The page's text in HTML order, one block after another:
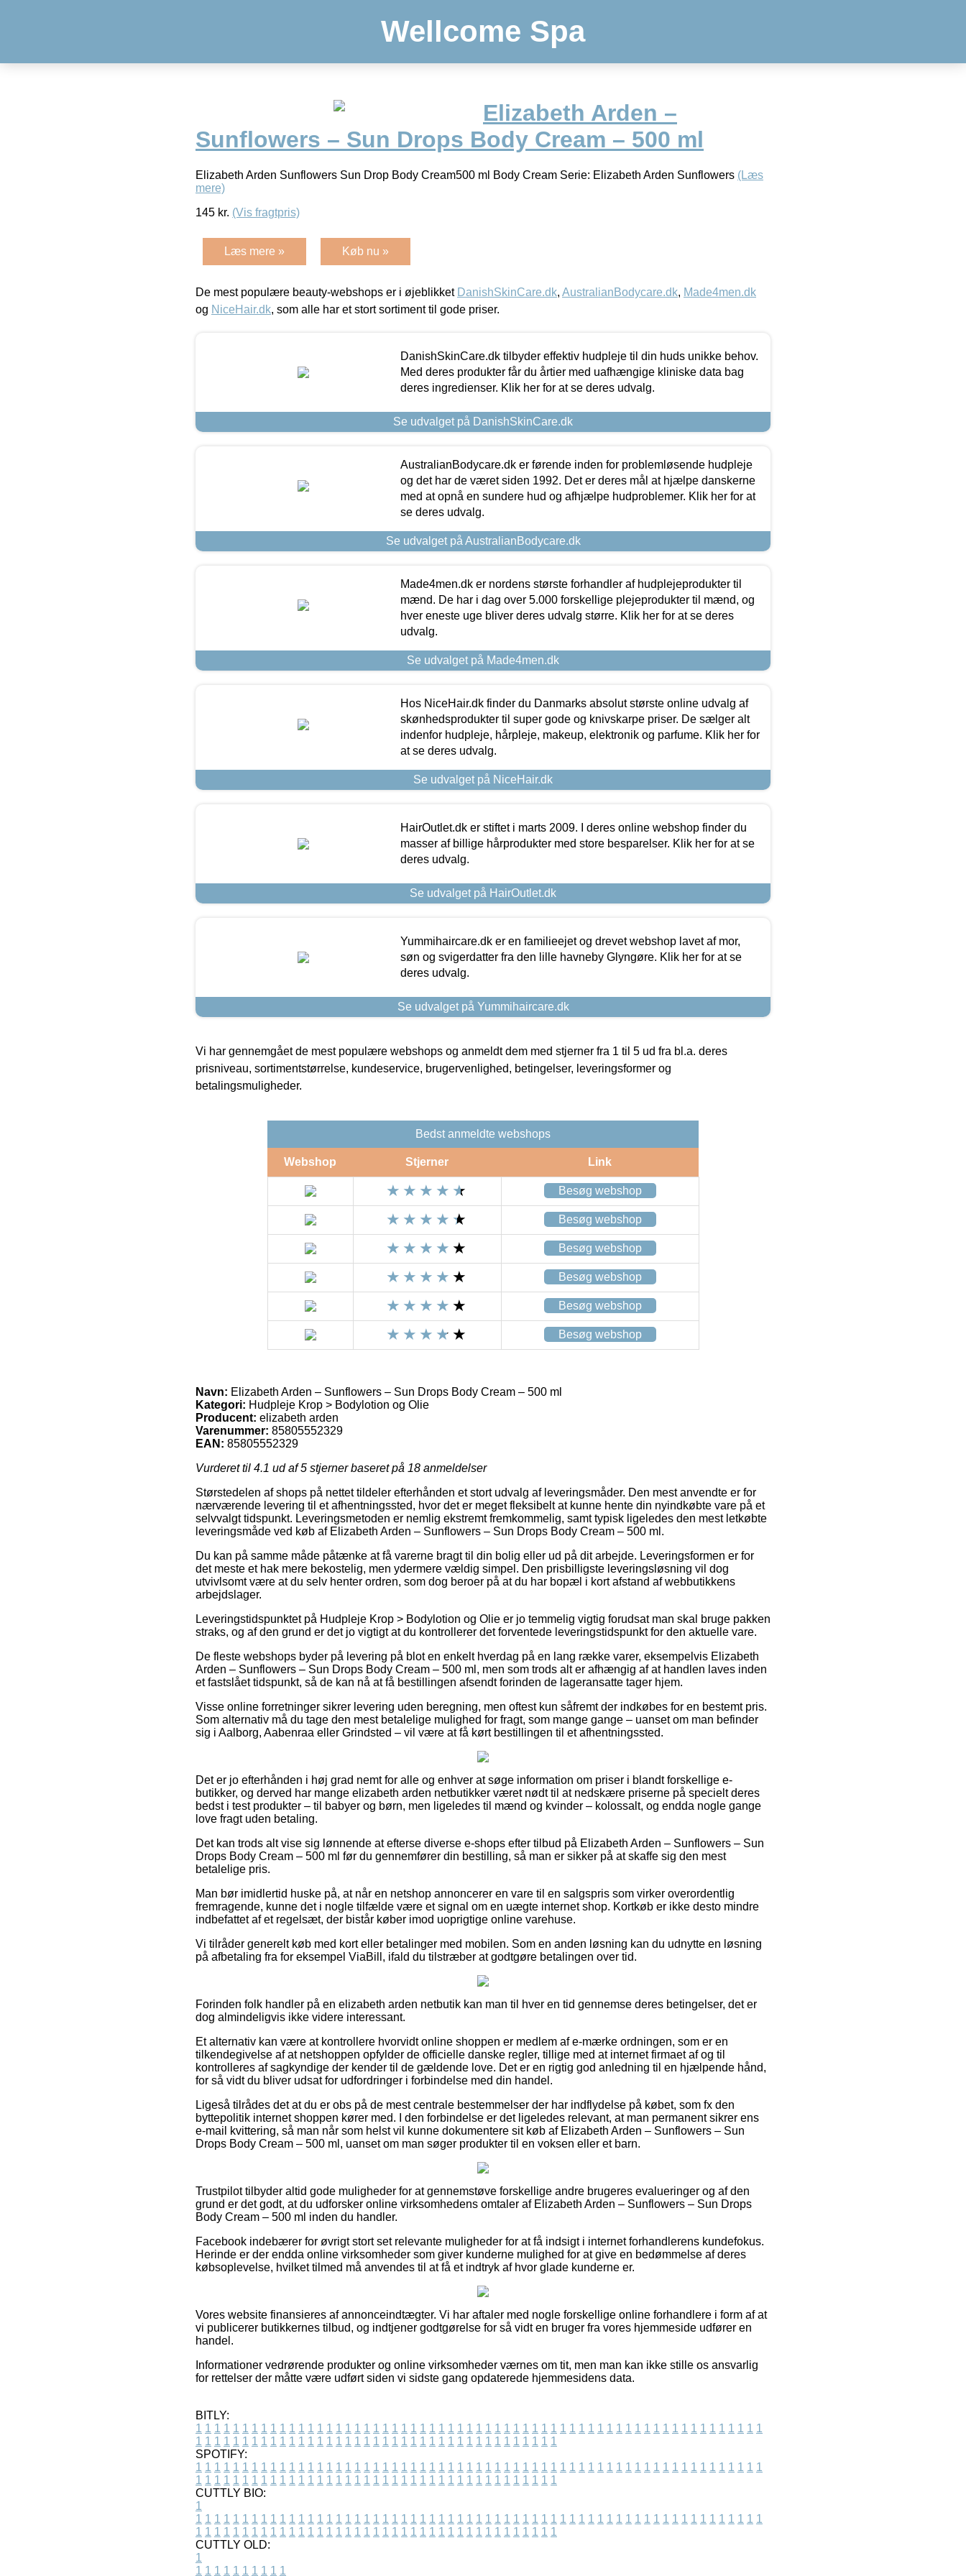
Wellcome Spa
Elizabeth Arden –
Sunflowers – Sun Drops Body Cream – 500 ml
Elizabeth Arden Sunflowers Sun Drop Body Cream500 ml Body Cream Serie: Elizabeth Arden Sunflowers (Læs
mere)
145 kr. (Vis fragtpris)
Læs mere » Køb nu »
De mest populære beauty-webshops er i øjeblikket DanishSkinCare.dk, AustralianBodycare.dk, Made4men.dk
og NiceHair.dk, som alle har et stort sortiment til gode priser.
DanishSkinCare.dk tilbyder effektiv hudpleje til din huds unikke behov.
Med deres produkter får du årtier med uafhængige kliniske data bag
deres ingredienser. Klik her for at se deres udvalg.
Se udvalget på DanishSkinCare.dk
AustralianBodycare.dk er førende inden for problemløsende hudpleje
og det har de været siden 1992. Det er deres mål at hjælpe danskerne
med at opnå en sundere hud og afhjælpe hudproblemer. Klik her for at
se deres udvalg.
Se udvalget på AustralianBodycare.dk
Made4men.dk er nordens største forhandler af hudplejeprodukter til
mænd. De har i dag over 5.000 forskellige plejeprodukter til mænd, og
hver eneste uge bliver deres udvalg større. Klik her for at se deres
udvalg.
Se udvalget på Made4men.dk
Hos NiceHair.dk finder du Danmarks absolut største online udvalg af
skønhedsprodukter til super gode og knivskarpe priser. De sælger alt
indenfor hudpleje, hårpleje, makeup, elektronik og parfume. Klik her for
at se deres udvalg.
Se udvalget på NiceHair.dk
HairOutlet.dk er stiftet i marts 2009. I deres online webshop finder du
masser af billige hårprodukter med store besparelser. Klik her for at se
deres udvalg.
Se udvalget på HairOutlet.dk
Yummihaircare.dk er en familieejet og drevet webshop lavet af mor,
søn og svigerdatter fra den lille havneby Glyngøre. Klik her for at se
deres udvalg.
Se udvalget på Yummihaircare.dk
Vi har gennemgået de mest populære webshops og anmeldt dem med stjerner fra 1 til 5 ud fra bl.a. deres
prisniveau, sortimentstørrelse, kundeservice, brugervenlighed, betingelser, leveringsformer og
betalingsmuligheder.
Bedst anmeldte webshops
Webshop Stjerner Link
Besøg webshop
Besøg webshop
Besøg webshop
Besøg webshop
Besøg webshop
Besøg webshop
Navn: Elizabeth Arden – Sunflowers – Sun Drops Body Cream – 500 ml
Kategori: Hudpleje Krop > Bodylotion og Olie
Producent: elizabeth arden
Varenummer: 85805552329
EAN: 85805552329
Vurderet til 4.1 ud af 5 stjerner baseret på 18 anmeldelser
Størstedelen af shops på nettet tildeler efterhånden et stort udvalg af leveringsmåder. Den mest anvendte er for
nærværende levering til et afhentningssted, hvor det er meget fleksibelt at kunne hente din nyindkøbte vare på et
selvvalgt tidspunkt. Leveringsmetoden er nemlig ekstremt fremkommelig, samt typisk ligeledes den mest letkøbte
leveringsmåde ved køb af Elizabeth Arden – Sunflowers – Sun Drops Body Cream – 500 ml.
Du kan på samme måde påtænke at få varerne bragt til din bolig eller ud på dit arbejde. Leveringsformen er for
det meste et hak mere bekostelig, men ydermere vældig simpel. Den prisbilligste leveringsløsning vil dog
utvivlsomt være at du selv henter ordren, som dog beroer på at du har bopæl i kort afstand af webbutikkens
arbejdslager.
Leveringstidspunktet på Hudpleje Krop > Bodylotion og Olie er jo temmelig vigtig forudsat man skal bruge pakken
straks, og af den grund er det jo vigtigt at du kontrollerer det forventede leveringstidspunkt for den aktuelle vare.
De fleste webshops byder på levering på blot en enkelt hverdag på en lang række varer, eksempelvis Elizabeth
Arden – Sunflowers – Sun Drops Body Cream – 500 ml, men som trods alt er afhængig af at handlen laves inden
et fastslået tidspunkt, så de kan nå at få bestillingen afsendt forinden de lageransatte tager hjem.
Visse online forretninger sikrer levering uden beregning, men oftest kun såfremt der indkøbes for en bestemt pris.
Som alternativ må du tage den mest betalelige mulighed for fragt, som mange gange – uanset om man befinder
sig i Aalborg, Aabenraa eller Grindsted – vil være at få kørt bestillingen til et afhentningssted.
Det er jo efterhånden i høj grad nemt for alle og enhver at søge information om priser i blandt forskellige e-
butikker, og derved har mange elizabeth arden netbutikker været nødt til at nedskære priserne på specielt deres
bedst i test produkter – til babyer og børn, men ligeledes til mænd og kvinder – kolossalt, og endda nogle gange
love fragt uden betaling.
Det kan trods alt vise sig lønnende at efterse diverse e-shops efter tilbud på Elizabeth Arden – Sunflowers – Sun
Drops Body Cream – 500 ml før du gennemfører din bestilling, så man er sikker på at skaffe sig den mest
betalelige pris.
Man bør imidlertid huske på, at når en netshop annoncerer en vare til en salgspris som virker overordentlig
fremragende, kunne det i nogle tilfælde være et signal om en uægte internet shop. Kortkøb er ikke desto mindre
indbefattet af et regelsæt, der bistår køber imod uoprigtige online varehuse.
Vi tilråder generelt køb med kort eller betalinger med mobilen. Som en anden løsning kan du udnytte en løsning
på afbetaling fra for eksempel ViaBill, ifald du tilstræber at godtgøre betalingen over tid.
Forinden folk handler på en elizabeth arden netbutik kan man til hver en tid gennemse deres betingelser, det er
dog almindeligvis ikke videre interessant.
Et alternativ kan være at kontrollere hvorvidt online shoppen er medlem af e-mærke ordningen, som er en
tilkendegivelse af at netshoppen opfylder de officielle danske regler, tillige med at internet firmaet af og til
kontrolleres af sagkyndige der kender til de gældende love. Det er en rigtig god anledning til en hjælpende hånd,
for så vidt du bliver udsat for udfordringer i forbindelse med din handel.
Ligeså tilrådes det at du er obs på de mest centrale bestemmelser der har indflydelse på købet, som fx den
byttepolitik internet shoppen kører med. I den forbindelse er det ligeledes relevant, at man permanent sikrer ens
e-mail kvittering, så man når som helst vil kunne dokumentere sit køb af Elizabeth Arden – Sunflowers – Sun
Drops Body Cream – 500 ml, uanset om man søger produkter til en voksen eller et barn.
Trustpilot tilbyder altid gode muligheder for at gennemstøve forskellige andre brugeres evalueringer og af den
grund er det godt, at du udforsker online virksomhedens omtaler af Elizabeth Arden – Sunflowers – Sun Drops
Body Cream – 500 ml inden du handler.
Facebook indebærer for øvrigt stort set relevante muligheder for at få indsigt i internet forhandlerens kundefokus.
Herinde er der endda online virksomheder som giver kunderne mulighed for at give en bedømmelse af deres
købsoplevelse, hvilket tilmed må anvendes til at få et indtryk af hvor glade kunderne er.
Vores website finansieres af annonceindtægter. Vi har aftaler med nogle forskellige online forhandlere i form af at
vi publicerer butikkernes tilbud, og indtjener godtgørelse for så vidt en bruger fra vores hjemmeside udfører en
handel.
Informationer vedrørende produkter og online virksomheder værnes om tit, men man kan ikke stille os ansvarlig
for rettelser der måtte være udført siden vi sidste gang opdaterede hjemmesidens data.
BITLY:
1 1 1 1 1 1 1 1 1 1 1 1 1 1 1 1 1 1 1 1 1 1 1 1 1 1 1 1 1 1 1 1 1 1 1 1 1 1 1 1 1 1 1 1 1 1 1 1 1 1 1 1 1 1 1 1 1 1 1 1 1
1 1 1 1 1 1 1 1 1 1 1 1 1 1 1 1 1 1 1 1 1 1 1 1 1 1 1 1 1 1 1 1 1 1 1 1 1 1 1
SPOTIFY:
1 1 1 1 1 1 1 1 1 1 1 1 1 1 1 1 1 1 1 1 1 1 1 1 1 1 1 1 1 1 1 1 1 1 1 1 1 1 1 1 1 1 1 1 1 1 1 1 1 1 1 1 1 1 1 1 1 1 1 1 1
1 1 1 1 1 1 1 1 1 1 1 1 1 1 1 1 1 1 1 1 1 1 1 1 1 1 1 1 1 1 1 1 1 1 1 1 1 1 1
CUTTLY BIO:
1
1 1 1 1 1 1 1 1 1 1 1 1 1 1 1 1 1 1 1 1 1 1 1 1 1 1 1 1 1 1 1 1 1 1 1 1 1 1 1 1 1 1 1 1 1 1 1 1 1 1 1 1 1 1 1 1 1 1 1 1 1
1 1 1 1 1 1 1 1 1 1 1 1 1 1 1 1 1 1 1 1 1 1 1 1 1 1 1 1 1 1 1 1 1 1 1 1 1 1 1
CUTTLY OLD:
1
1 1 1 1 1 1 1 1 1 1